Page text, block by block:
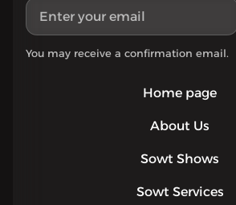
Home page
About Us
Sowt Shows
Sowt Services
You may receive a confirmation email.